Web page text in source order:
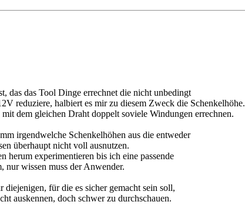
das das Tool Dinge errechnet die nicht unbedingt
reduziere, halbiert es mir zu diesem Zweck die Schenkelhöhe.
dem gleichen Draht doppelt soviele Windungen errechnen.
irgendwelche Schenkelhöhen aus die entweder
überhaupt nicht voll ausnutzen.
experimentieren bis ich eine passende
nur wissen muss der Anwender.
für die es sicher gemacht sein soll,
auskennen, doch schwer zu durchschauen.